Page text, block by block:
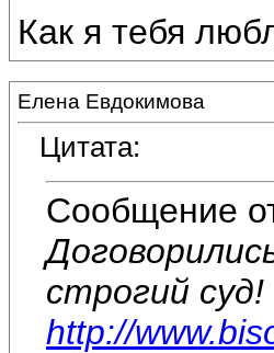
Как я тебя
Елена Евдокимова
Цитата:
Сообщение
строгий суд!
http://